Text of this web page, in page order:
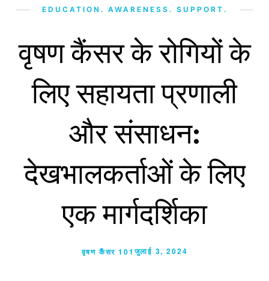
EDUCATION. AWARENESS. SUPPORT.
वृषण कैंसर के रोगियों के
लिए सहायता प्रणाली
और संसाधन:
देखभालकर्ताओं के लिए
एक मार्गदर्शिका
वृषण कैंसर 101जुलाई 3, 2024